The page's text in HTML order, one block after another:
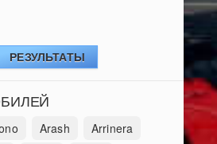
РЕЗУЛЬТАТЫ
Arash
Arrinera